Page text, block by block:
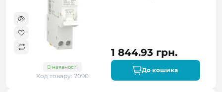
В наявності
Код товару: 7090
1 844.93 грн.
До кошика